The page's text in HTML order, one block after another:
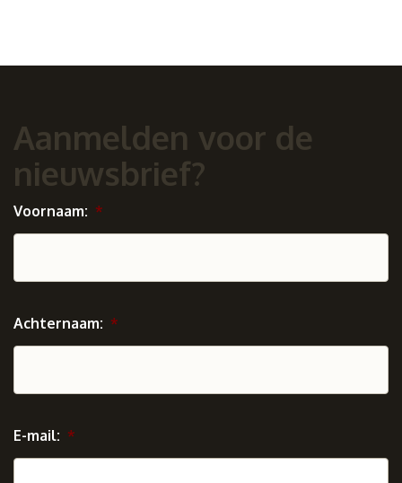
Aanmelden voor de
nieuwsbrief?
Voornaam: *
Achternaam: *
E-mail: *